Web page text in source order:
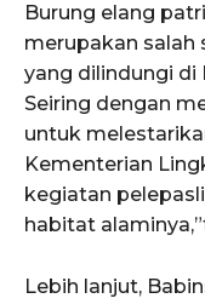
Burung elang
merupakan salah
yang dilindungi di
Seiring dengan
untuk
Kementerian
kegiatan
habitat
Lebih lanjut,